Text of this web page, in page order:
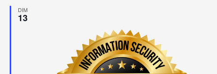
DIM
13